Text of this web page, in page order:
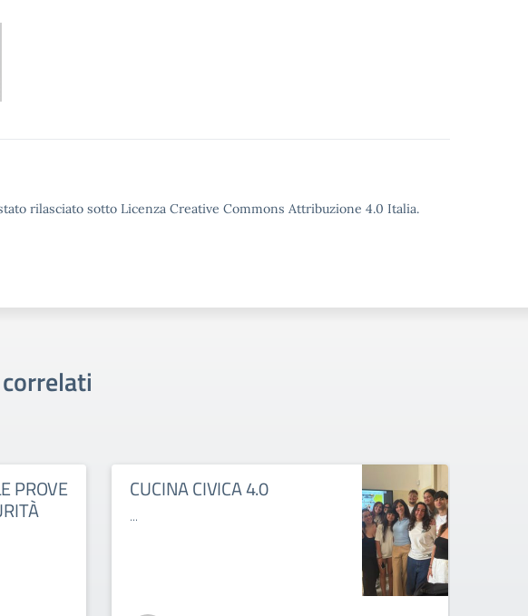
rilasciato sotto Licenza Creative Commons Attribuzione 4.0 Italia.
PROVE CUCINA CIVICA 4.0
...